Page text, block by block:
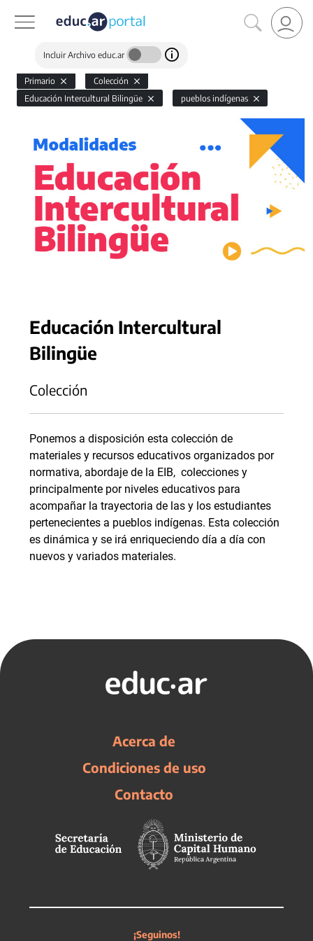
Incluir Archivo educ.ar
Primario
Colección
Educación Intercultural Bilingüe
pueblos indígenas
Educación Intercultural
Bilingüe
Colección
Ponemos a disposición esta colección de
materiales y recursos educativos organizados por
normativa, abordaje de la EIB, colecciones y
principalmente por niveles educativos para
acompañar la trayectoria de las y los estudiantes
pertenecientes a pueblos indígenas. Esta colección
es dinámica y se irá enriqueciendo día a día con
nuevos y variados materiales.
Acerca de
Condiciones de uso
Contacto
¡Seguinos!